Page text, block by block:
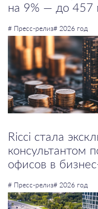
на 9% — до 457
# Пресс-релиз# 2026 год
Ricci стала
консультантом
офисов в
# Пресс-релиз# 2026 год